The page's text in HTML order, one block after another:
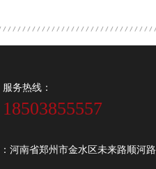
服务热线：
18503855557
河南省郑州市金水区未来路顺河